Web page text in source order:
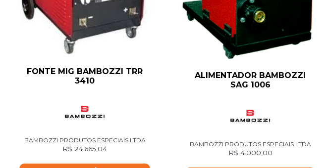
FONTE MIG BAMBOZZI TRR
3410
BAMBOZZI PRODUTOS ESPECIAIS LTDA
R$ 24.665,04
ALIMENTADOR BAMBOZZI
SAG 1006
BAMBOZZI PRODUTOS ESPECIAIS LTDA
R$ 4.000,00